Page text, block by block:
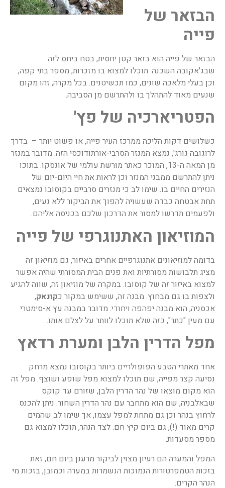
הבזאר של
פייה
הבזאר של פייה הוא בזאר קטן יחסית, בטח ביחס לזה
שבג'אקובה השכנה. תוכלו למצוא בו מזכרות, מספר בתי קפה,
וכן בעלי מלאכה שונים, כמו תכשיטנים. בכל מקרה, זהו מקום
שנעים מאוד להתהלך בו ולהתרשם מן הסביבה.
הפטריארכיה של פץ'
כשלושים דקות הליכה ממרכז העיר פייה, או פשוט יותר – בדרך
לרוגובה גורג', נמצא המנזר הסרבי-אורתודוכסי הזה. מדובר במנזר
מן המאה ה-13, המוכר כאתר מורשת עולמי של אונסקו. בתוכו
ניתן להתרשם ממבני המנזר וכן לראות את חיי היום-יום של
הנזירים החיים בו. שימו לב כי מנזרים סרביים בקוסובו נמצאים
תחת אבטחה כבדה שעשויה להפוך את הביקור ללא נעים,
ולפעמים תדרשו למסור את הדרכון שלכם בכניסה אליהם.
המוזיאון האתנוגרפי של פייה
בדומה למוזיאונים אתנוגרפיים אחרים באיזור, גם מוזיאון זה
מציג תלבושות מסורתיות ואת פנים הבית המסורתי שהיה אפשר
למצוא באיזור זה של קוסובו. במקרה של מוזיאון זה, שווה להגיע
ולצפות בו גם מבחוץ. מבנה זה, ששימש במקור כקונאק,
אכסניה, הוא מבנה יפהפה ויחודי. מדובר במבנה עץ א-סימטרי
עם מעין "כתר", כזה שלא תוכלו לוותר על לצלם אותו…
מפל הדרין הלבן ומערת רדאץ
אחד מאתרי הטבע הפופולריים ביותר בקוסובו נמצא מרחק
נסיעה קצר מפייה, שם תוכלו למצוא מפל שופע ושוצף. מפל זה
הוא מקום מוצאו של נהר הדרין הלבן, שזורם עד קוקס
שבאלבניה, שם הוא מתחבר עם נהר הדרין השחור. ניתן להכנס
לרחוץ בנהר וכן גם מתחת למפל עצמו, אך שימו לב שהמים
קרים מאוד (!), גם ביום קיץ חם. לצד הנהר, תוכלו למצוא גם
מספר מסעדות.
המפל והמערה הם רעיון מצוין לביקור מרענן ביום חם, זאת
בזכות הטמפרטורות הנמוכות הנשמרות במערה וכמובן, בזכות מי
הנהר הקרים.